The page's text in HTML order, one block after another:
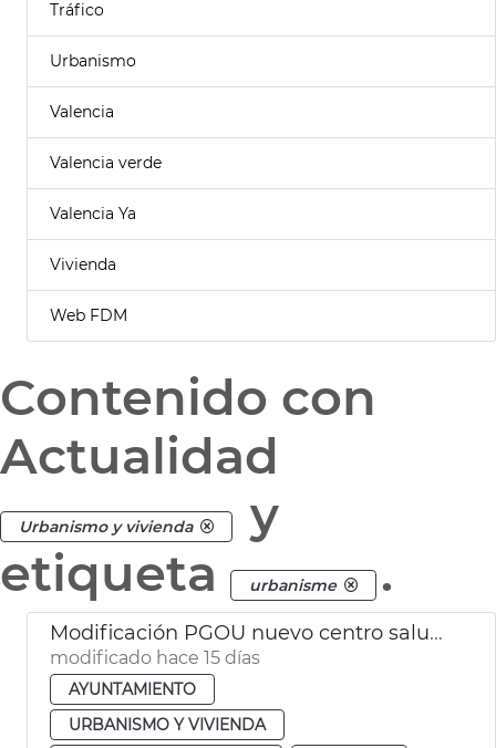
Tráfico
Urbanismo
Valencia
Valencia verde
Valencia Ya
Vivienda
Web FDM
Contenido con
Actualidad
Urbanismo y vivienda
y
etiqueta
urbanisme .
Modificación PGOU nuevo centro salud Penya-roja València
modificado hace 15 días
AYUNTAMIENTO
URBANISMO Y VIVIENDA